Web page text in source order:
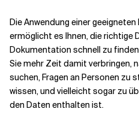
Die Anwendung einer
ermöglicht es Ihnen, die richtige
Dokumentation schnell zu
Sie mehr Zeit damit verbringen,
suchen, Fragen an Personen zu
wissen, und vielleicht sogar zu
den Daten enthalten ist.